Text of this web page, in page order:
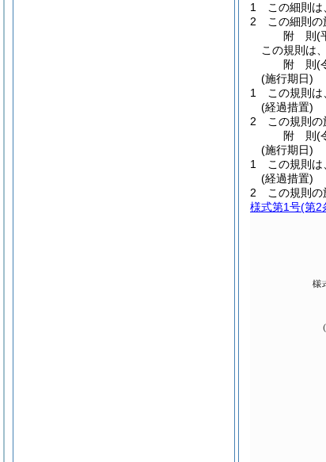
1
この細則は
2
この細則
附 則(
この規則は
附 則(
(施行期日)
1
この規則は
(経過措置)
2
この規則
附 則(
(施行期日)
1
この規則は
(経過措置)
2
この規則
様式第1号(第2